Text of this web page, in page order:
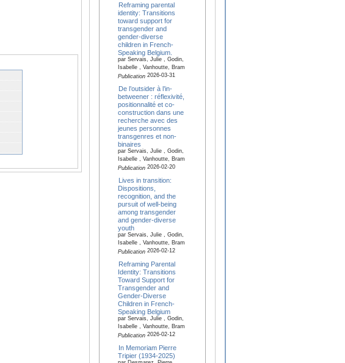
Reframing parental
identity: Transitions
toward support for
transgender and
gender-diverse
children in French-
Speaking Belgium.
par Servais, Julie , Godin,
Isabelle , Vanhoutte, Bram
Publication2026-03-31
De l’outsider à l’in-
betweener : réflexivité,
positionnalité et co-
construction dans une
recherche avec des
jeunes personnes
transgenres et non-
binaires
par Servais, Julie , Godin,
Isabelle , Vanhoutte, Bram
Publication2026-02-20
Lives in transition:
Dispositions,
recognition, and the
pursuit of well-being
among transgender
and gender-diverse
youth
par Servais, Julie , Godin,
Isabelle , Vanhoutte, Bram
Publication2026-02-12
Reframing Parental
Identity: Transitions
Toward Support for
Transgender and
Gender-Diverse
Children in French-
Speaking Belgium
par Servais, Julie , Godin,
Isabelle , Vanhoutte, Bram
Publication2026-02-12
In Memoriam Pierre
Tripier (1934‑2025)